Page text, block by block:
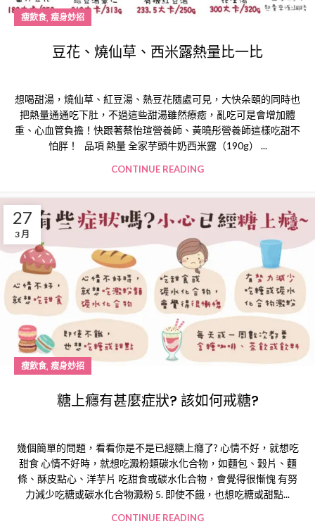
瘦飲食, 瘦身妙招
豆花、燒仙草、西米露熱量比一比
想喝甜湯，燒仙草、紅豆湯、熱豆花隨處可見，大快朵頤的同時也
把熱量通通吃下肚，不過這些甜湯雖然療癒，亂吃可是會增加體
重、心血管負擔！快跟著蔡怡瑄營養師、黃曉彤營養師這樣吃甜不
怕胖！ 品項 熱量 全家芋頭牛奶西米露（190g） ...
CONTINUE READING
27
3 月
瘦飲食, 瘦身妙招
糖上癮有甚麼症狀? 該如何戒糖?
幾個簡單的問題，看看你是不是已經糖上癮了? 心情不好，就想吃
甜食 心情不好時，就想吃澱粉類碳水化合物，如麵包、穀片、麵
條、酥皮點心、洋芋片 吃甜食或碳水化合物，會覺得很慚愧 有努
力減少吃糖或碳水化合物澱粉 5. 即使不餓，也想吃糖或甜點...
CONTINUE READING